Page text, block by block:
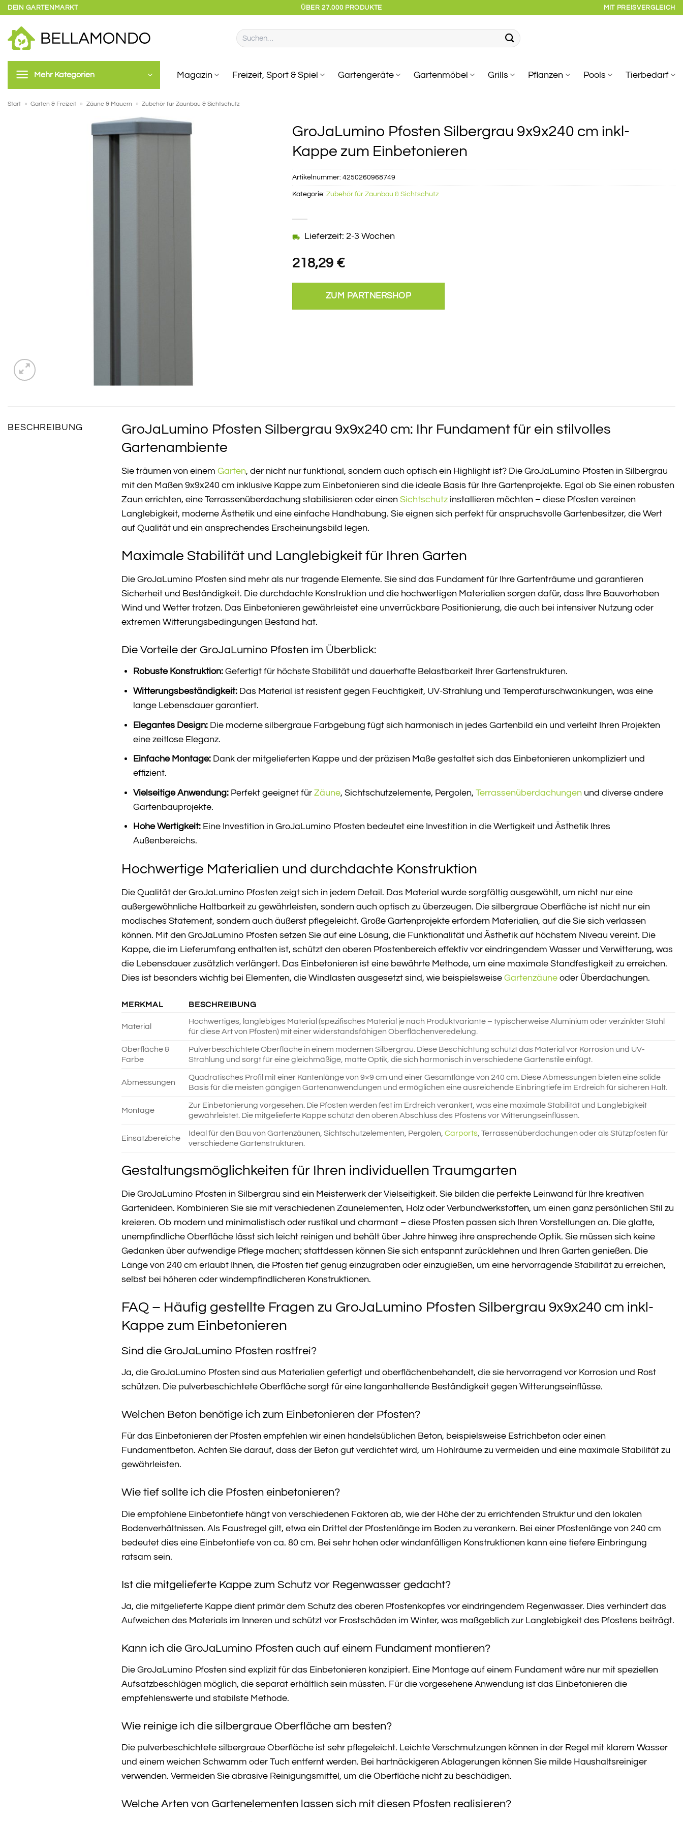
Zum
springen
DEIN GARTENMARKT ÜBER 27.000 PRODUKTE MIT PREISVERGLEICH
Suchen
nach:
Mehr Kategorien Magazin Freizeit, Sport & Spiel Gartengeräte Gartenmöbel Grills Pflanzen Pools Tierbedarf
Start » Garten & Freizeit » Zäune & Mauern » Zubehör für Zaunbau & Sichtschutz
GroJaLumino Pfosten Silbergrau 9x9x240 cm inkl-
Kappe zum Einbetonieren
218,29 €
Lieferzeit: 2-3 Wochen
ZUM PARTNERSHOP
Artikelnummer: 4250260968749
Kategorie: Zubehör für Zaunbau & Sichtschutz
BESCHREIBUNG
GroJaLumino Pfosten Silbergrau 9x9x240 cm: Ihr Fundament für ein stilvolles
Gartenambiente
Sie träumen von einem Garten, der nicht nur funktional, sondern auch optisch ein Highlight ist? Die GroJaLumino Pfosten in Silbergrau
mit den Maßen 9x9x240 cm inklusive Kappe zum Einbetonieren sind die ideale Basis für Ihre Gartenprojekte. Egal ob Sie einen robusten
Zaun errichten, eine Terrassenüberdachung stabilisieren oder einen Sichtschutz installieren möchten – diese Pfosten vereinen
Langlebigkeit, moderne Ästhetik und eine einfache Handhabung. Sie eignen sich perfekt für anspruchsvolle Gartenbesitzer, die Wert
auf Qualität und ein ansprechendes Erscheinungsbild legen.
Maximale Stabilität und Langlebigkeit für Ihren Garten
Die GroJaLumino Pfosten sind mehr als nur tragende Elemente. Sie sind das Fundament für Ihre Gartenträume und garantieren
Sicherheit und Beständigkeit. Die durchdachte Konstruktion und die hochwertigen Materialien sorgen dafür, dass Ihre Bauvorhaben
Wind und Wetter trotzen. Das Einbetonieren gewährleistet eine unverrückbare Positionierung, die auch bei intensiver Nutzung oder
extremen Witterungsbedingungen Bestand hat.
Die Vorteile der GroJaLumino Pfosten im Überblick:
Robuste Konstruktion: Gefertigt für höchste Stabilität und dauerhafte Belastbarkeit Ihrer Gartenstrukturen.
Witterungsbeständigkeit: Das Material ist resistent gegen Feuchtigkeit, UV-Strahlung und Temperaturschwankungen, was eine
lange Lebensdauer garantiert.
Elegantes Design: Die moderne silbergraue Farbgebung fügt sich harmonisch in jedes Gartenbild ein und verleiht Ihren Projekten
eine zeitlose Eleganz.
Einfache Montage: Dank der mitgelieferten Kappe und der präzisen Maße gestaltet sich das Einbetonieren unkompliziert und
effizient.
Vielseitige Anwendung: Perfekt geeignet fürZäune, Sichtschutzelemente, Pergolen,Terrassenüberdachungen und diverse andere
Gartenbauprojekte.
Hohe Wertigkeit: Eine Investition in GroJaLumino Pfosten bedeutet eine Investition in die Wertigkeit und Ästhetik Ihres
Außenbereichs.
Hochwertige Materialien und durchdachte Konstruktion
Die Qualität der GroJaLumino Pfosten zeigt sich in jedem Detail. Das Material wurde sorgfältig ausgewählt, um nicht nur eine
außergewöhnliche Haltbarkeit zu gewährleisten, sondern auch optisch zu überzeugen. Die silbergraue Oberfläche ist nicht nur ein
modisches Statement, sondern auch äußerst pflegeleicht. Große Gartenprojekte erfordern Materialien, auf die Sie sich verlassen
können. Mit den GroJaLumino Pfosten setzen Sie auf eine Lösung, die Funktionalität und Ästhetik auf höchstem Niveau vereint. Die
Kappe, die im Lieferumfang enthalten ist, schützt den oberen Pfostenbereich effektiv vor eindringendem Wasser und Verwitterung, was
die Lebensdauer zusätzlich verlängert. Das Einbetonieren ist eine bewährte Methode, um eine maximale Standfestigkeit zu erreichen.
Dies ist besonders wichtig bei Elementen, die Windlasten ausgesetzt sind, wie beispielsweise Gartenzäune oder Überdachungen.
MERKMAL BESCHREIBUNG
Material
Hochwertiges, langlebiges Material (spezifisches Material je nach Produktvariante – typischerweise Aluminium oder verzinkter Stahl
für diese Art von Pfosten) mit einer widerstandsfähigen Oberflächenveredelung.
Oberfläche &
Farbe
Pulverbeschichtete Oberfläche in einem modernen Silbergrau. Diese Beschichtung schützt das Material vor Korrosion und UV-
Strahlung und sorgt für eine gleichmäßige, matte Optik, die sich harmonisch in verschiedene Gartenstile einfügt.
Abmessungen
Quadratisches Profil mit einer Kantenlänge von 9×9 cm und einer Gesamtlänge von 240 cm. Diese Abmessungen bieten eine solide
Basis für die meisten gängigen Gartenanwendungen und ermöglichen eine ausreichende Einbringtiefe im Erdreich für sicheren Halt.
Montage
Zur Einbetonierung vorgesehen. Die Pfosten werden fest im Erdreich verankert, was eine maximale Stabilität und Langlebigkeit
gewährleistet. Die mitgelieferte Kappe schützt den oberen Abschluss des Pfostens vor Witterungseinflüssen.
Einsatzbereiche
Ideal für den Bau von Gartenzäunen, Sichtschutzelementen, Pergolen, Carports, Terrassenüberdachungen oder als Stützpfosten für
verschiedene Gartenstrukturen.
Gestaltungsmöglichkeiten für Ihren individuellen Traumgarten
Die GroJaLumino Pfosten in Silbergrau sind ein Meisterwerk der Vielseitigkeit. Sie bilden die perfekte Leinwand für Ihre kreativen
Gartenideen. Kombinieren Sie sie mit verschiedenen Zaunelementen, Holz oder Verbundwerkstoffen, um einen ganz persönlichen Stil zu
kreieren. Ob modern und minimalistisch oder rustikal und charmant – diese Pfosten passen sich Ihren Vorstellungen an. Die glatte,
unempfindliche Oberfläche lässt sich leicht reinigen und behält über Jahre hinweg ihre ansprechende Optik. Sie müssen sich keine
Gedanken über aufwendige Pflege machen; stattdessen können Sie sich entspannt zurücklehnen und Ihren Garten genießen. Die
Länge von 240 cm erlaubt Ihnen, die Pfosten tief genug einzugraben oder einzugießen, um eine hervorragende Stabilität zu erreichen,
selbst bei höheren oder windempfindlicheren Konstruktionen.
FAQ – Häufig gestellte Fragen zu GroJaLumino Pfosten Silbergrau 9x9x240 cm inkl-
Kappe zum Einbetonieren
Sind die GroJaLumino Pfosten rostfrei?
Ja, die GroJaLumino Pfosten sind aus Materialien gefertigt und oberflächenbehandelt, die sie hervorragend vor Korrosion und Rost
schützen. Die pulverbeschichtete Oberfläche sorgt für eine langanhaltende Beständigkeit gegen Witterungseinflüsse.
Welchen Beton benötige ich zum Einbetonieren der Pfosten?
Für das Einbetonieren der Pfosten empfehlen wir einen handelsüblichen Beton, beispielsweise Estrichbeton oder einen
Fundamentbeton. Achten Sie darauf, dass der Beton gut verdichtet wird, um Hohlräume zu vermeiden und eine maximale Stabilität zu
gewährleisten.
Wie tief sollte ich die Pfosten einbetonieren?
Die empfohlene Einbetontiefe hängt von verschiedenen Faktoren ab, wie der Höhe der zu errichtenden Struktur und den lokalen
Bodenverhältnissen. Als Faustregel gilt, etwa ein Drittel der Pfostenlänge im Boden zu verankern. Bei einer Pfostenlänge von 240 cm
bedeutet dies eine Einbetontiefe von ca. 80 cm. Bei sehr hohen oder windanfälligen Konstruktionen kann eine tiefere Einbringung
ratsam sein.
Ist die mitgelieferte Kappe zum Schutz vor Regenwasser gedacht?
Ja, die mitgelieferte Kappe dient primär dem Schutz des oberen Pfostenkopfes vor eindringendem Regenwasser. Dies verhindert das
Aufweichen des Materials im Inneren und schützt vor Frostschäden im Winter, was maßgeblich zur Langlebigkeit des Pfostens beiträgt.
Kann ich die GroJaLumino Pfosten auch auf einem Fundament montieren?
Die GroJaLumino Pfosten sind explizit für das Einbetonieren konzipiert. Eine Montage auf einem Fundament wäre nur mit speziellen
Aufsatzbeschlägen möglich, die separat erhältlich sein müssten. Für die vorgesehene Anwendung ist das Einbetonieren die
empfehlenswerte und stabilste Methode.
Wie reinige ich die silbergraue Oberfläche am besten?
Die pulverbeschichtete silbergraue Oberfläche ist sehr pflegeleicht. Leichte Verschmutzungen können in der Regel mit klarem Wasser
und einem weichen Schwamm oder Tuch entfernt werden. Bei hartnäckigeren Ablagerungen können Sie milde Haushaltsreiniger
verwenden. Vermeiden Sie abrasive Reinigungsmittel, um die Oberfläche nicht zu beschädigen.
Welche Arten von Gartenelementen lassen sich mit diesen Pfosten realisieren?